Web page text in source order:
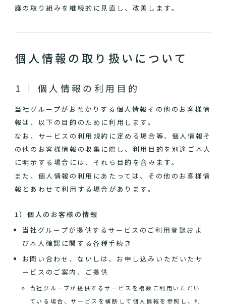
護の取り組みを継続的に見直し、改善します。
個人情報の取り扱いについて
個人情報の利用目的
当社グループがお預かりする個人情報その他のお客様情
報は、以下の目的のために利用します。
なお、サービスの利用規約に定める場合等、個人情報そ
の他のお客様情報の収集に際し、利用目的を別途ご本人
に明示する場合には、それら目的を含みます。
また、個人情報の利用にあたっては、その他のお客様情
報とあわせて利用する場合があります。
1）個人のお客様の情報
当社グループが提供するサービスのご利用登録およ
び本人確認に関する各種手続き
お問い合わせ、ないしは、お申し込みいただいたサ
ービスのご案内、ご提供
当社グループが提供するサービスを複数ご利用いただい
ている場合、サービスを横断して個人情報を参照し、利